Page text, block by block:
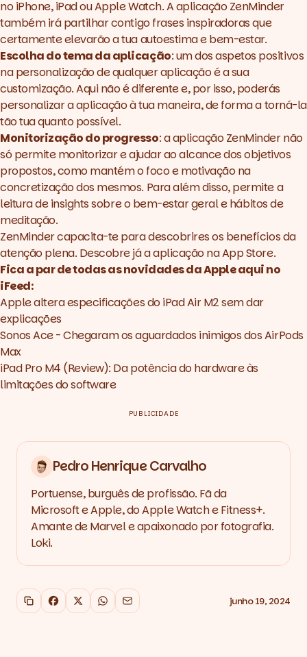
no iPhone, iPad ou Apple Watch. A aplicação ZenMinder
também irá partilhar contigo frases inspiradoras que
certamente elevarão a tua autoestima e bem-estar.
Escolha do tema da aplicação: um dos aspetos positivos
na personalização de qualquer aplicação é a sua
customização. Aqui não é diferente e, por isso, poderás
personalizar a aplicação à tua maneira, de forma a torná-la
tão tua quanto possível.
Monitorização do progresso: a aplicaçãoZenMindernão
só permite monitorizar e ajudar ao alcance dos objetivos
propostos, como mantém o foco e motivação na
concretização dos mesmos. Para além disso, permite a
leitura deinsightssobre o bem-estar geral e hábitos de
meditação.
ZenMinder capacita-te para descobrires os benefícios da
atenção plena. Descobre já a aplicação naApp Store.
Fica a par de todas as novidades da Apple aqui no
iFeed:
Apple altera especificações do iPad Air M2 sem dar
explicações
Sonos Ace - Chegaram os aguardados inimigos dos AirPods
Max
iPad Pro M4 (Review): Da potência do hardware às
limitações do software
PUBLICIDADE
Pedro Henrique Carvalho
Portuense, burguês de profissão. Fã da
Microsoft e Apple, do Apple Watch e Fitness+.
Amante de Marvel e apaixonado por fotografia.
Loki.
Copiar link
Facebook
X WhatsApp
Email junho 19, 2024